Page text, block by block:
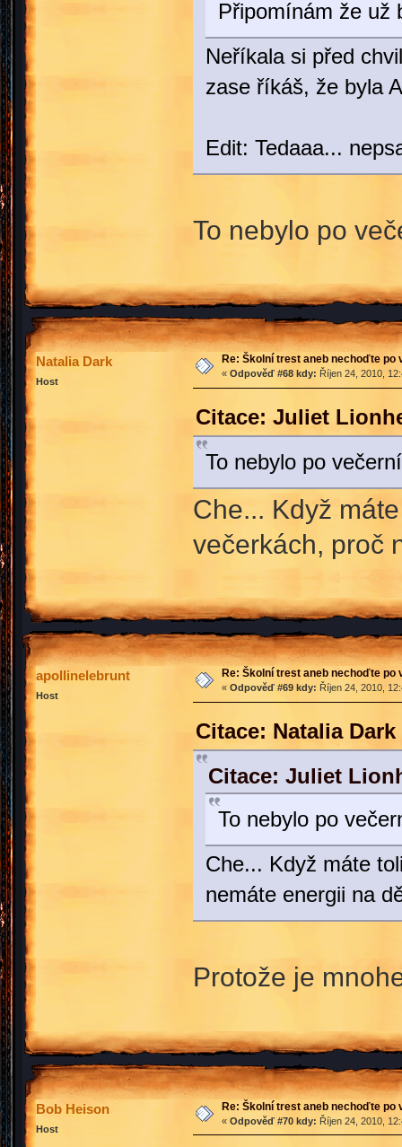
Připomínám že už
Neříkala si před
zase říkáš, že byla
Edit: Tedaaa...
To nebylo po
Natalia Dark
Host
Re: Školní trest aneb nechoďte po
« Odpověď #68 kdy: Říjen 24, 2010,
Citace: Juliet
To nebylo po
Che... Když
večerkách, proč
apollinelebrunt
Host
Re: Školní trest aneb nechoďte po
« Odpověď #69 kdy: Říjen 24, 2010,
Citace: Natalia
Citace: Juliet
To nebylo po
Che... Když máte
nemáte energii na
Protože je
Bob Heison
Host
Re: Školní trest aneb nechoďte po
« Odpověď #70 kdy: Říjen 24, 2010,